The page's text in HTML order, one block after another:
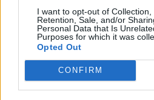
I want to opt-out of Collection,
Retention, Sale, and/or
Personal Data that Is
Purposes for which it was
Opted Out
CONFIRM